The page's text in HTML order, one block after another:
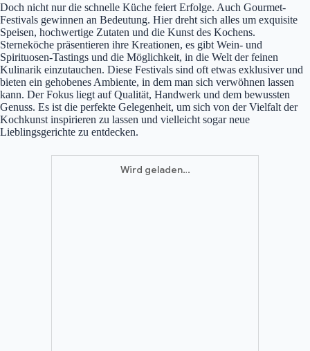
Doch nicht nur die schnelle Küche feiert Erfolge. Auch Gourmet-
Festivals gewinnen an Bedeutung. Hier dreht sich alles um exquisite
Speisen, hochwertige Zutaten und die Kunst des Kochens.
Sterneköche präsentieren ihre Kreationen, es gibt Wein- und
Spirituosen-Tastings und die Möglichkeit, in die Welt der feinen
Kulinarik einzutauchen. Diese Festivals sind oft etwas exklusiver und
bieten ein gehobenes Ambiente, in dem man sich verwöhnen lassen
kann. Der Fokus liegt auf Qualität, Handwerk und dem bewussten
Genuss. Es ist die perfekte Gelegenheit, um sich von der Vielfalt der
Kochkunst inspirieren zu lassen und vielleicht sogar neue
Lieblingsgerichte zu entdecken.